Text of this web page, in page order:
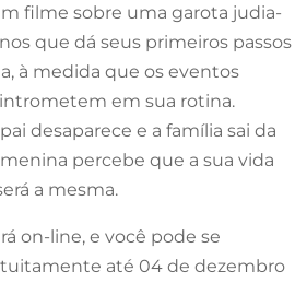
filme sobre uma garota judia-
que dá seus primeiros passos
à medida que os eventos
em sua rotina.
desaparece e a família sai da
percebe que a sua vida
a mesma.
on-line, e você pode se
até 04 de dezembro